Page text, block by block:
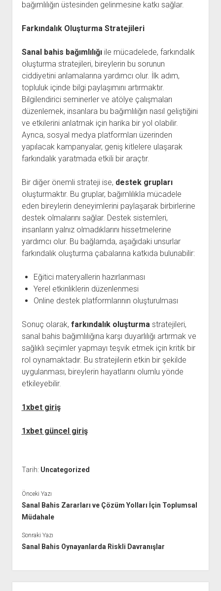
bağımlılığın üstesinden gelinmesine katkı sağlar.
Farkındalık Oluşturma Stratejileri
Sanal bahis bağımlılığıile mücadelede, farkındalık
oluşturma stratejileri, bireylerin bu sorunun
ciddiyetini anlamalarına yardımcı olur. İlk adım,
topluluk içinde bilgi paylaşımını artırmaktır.
Bilgilendirici seminerler ve atölye çalışmaları
düzenlemek, insanlara bu bağımlılığın nasıl geliştiğini
ve etkilerini anlatmak için harika bir yol olabilir.
Ayrıca, sosyal medya platformları üzerinden
yapılacak kampanyalar, geniş kitlelere ulaşarak
farkındalık yaratmada etkili bir araçtır.
Bir diğer önemli strateji ise, destek grupları
oluşturmaktır. Bu gruplar, bağımlılıkla mücadele
eden bireylerin deneyimlerini paylaşarak birbirlerine
destek olmalarını sağlar. Destek sistemleri,
insanların yalnız olmadıklarını hissetmelerine
yardımcı olur. Bu bağlamda, aşağıdaki unsurlar
farkındalık oluşturma çabalarına katkıda bulunabilir:
Eğitici materyallerin hazırlanması
Yerel etkinliklerin düzenlenmesi
Online destek platformlarının oluşturulması
Sonuç olarak, farkındalık oluşturmastratejileri,
sanal bahis bağımlılığına karşı duyarlılığı artırmak ve
sağlıklı seçimler yapmayı teşvik etmek için kritik bir
rol oynamaktadır. Bu stratejilerin etkin bir şekilde
uygulanması, bireylerin hayatlarını olumlu yönde
etkileyebilir.
1xbet giriş
1xbet güncel giriş
Tarih: Uncategorized
Önceki Yazı
Sanal Bahis Zararları ve Çözüm Yolları İçin Toplumsal
Müdahale
Sonraki Yazı
Sanal Bahis Oynayanlarda Riskli Davranışlar